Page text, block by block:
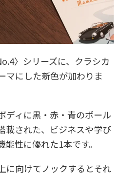
〉シリーズに、クラシカ
マにした新色が加わりま
ディに黒・赤・青のボール
載された、ビジネスや学び
性に優れた1本です。
に向けてノックするとそれ